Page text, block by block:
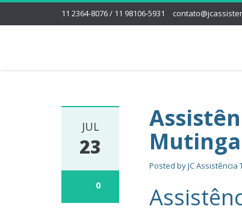
11 2364-8076 / 11 98106-5931
JUL
23
0
Mutinga
Posted byJC Assistência